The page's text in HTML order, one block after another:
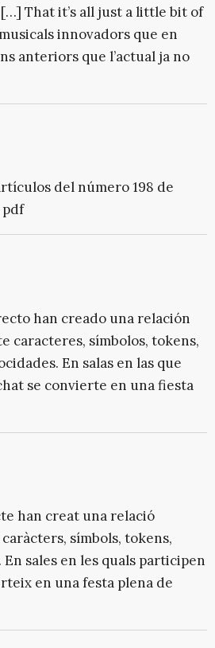
That it’s all just a little bit of
innovadors que en
anteriors que l’actual ja no
del número 198 de
pdf
han creado una relación
caracteres, símbolos, tokens,
En salas en las que
se convierte en una fiesta
han creat una relació
símbols, tokens,
sales en les quals participen
en una festa plena de